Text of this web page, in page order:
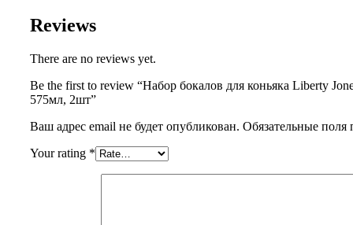
Reviews
There are no reviews yet.
Be the first to review “Набор бокалов для коньяка Liberty
575мл, 2шт”
Ваш адрес email не будет опубликован. Обязательные
Your rating *